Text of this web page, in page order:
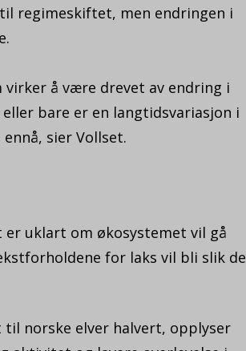
regimeskiftet, men endringen i
virker å være drevet av endring i
bare er en langtidsvariasjon i
sier Vollset.
er uklart om økosystemet vil gå
for laks vil bli slik de
til norske elver halvert, opplyser